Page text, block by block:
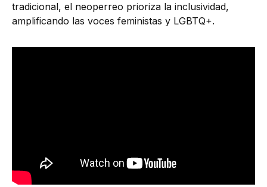
tradicional, el neoperreo prioriza la inclusividad,
amplificando las voces feministas y LGBTQ+.